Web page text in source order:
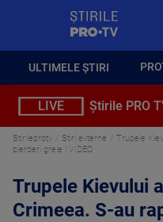
ULTIMELE ȘTIRI
LIVE Știrile PRO
Stirileprotv Stiri externe
Trupele
pierderi grele | VIDEO
Trupele Kievului
Crimeea. S-au